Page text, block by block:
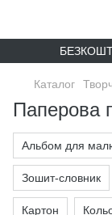
Каталог
Паперова
Альбом для
Зошит-словник
Картон